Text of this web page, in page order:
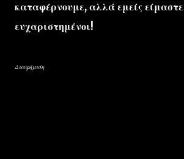
καταφέρνουμε, αλλά εμείς είμαστε
ευχαριστημένοι!
Διαφήμιση